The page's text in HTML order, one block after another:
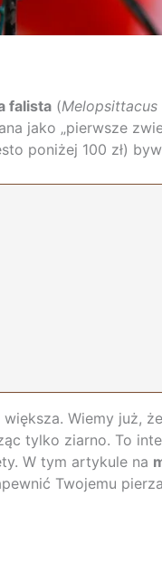
falista (Melopsittacus
jako „pierwsze
poniżej 100 zł)
Wiemy już,
tylko ziarno. To
W tym artykule na
Twojemu